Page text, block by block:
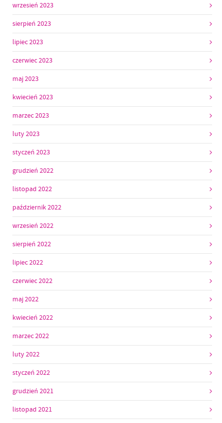
wrzesień 2023
sierpień 2023
lipiec 2023
czerwiec 2023
maj 2023
kwiecień 2023
marzec 2023
luty 2023
styczeń 2023
grudzień 2022
listopad 2022
październik 2022
wrzesień 2022
sierpień 2022
lipiec 2022
czerwiec 2022
maj 2022
kwiecień 2022
marzec 2022
luty 2022
styczeń 2022
grudzień 2021
listopad 2021